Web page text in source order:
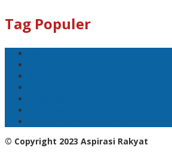
Tag Populer
© Copyright 2023 Aspirasi Rakyat